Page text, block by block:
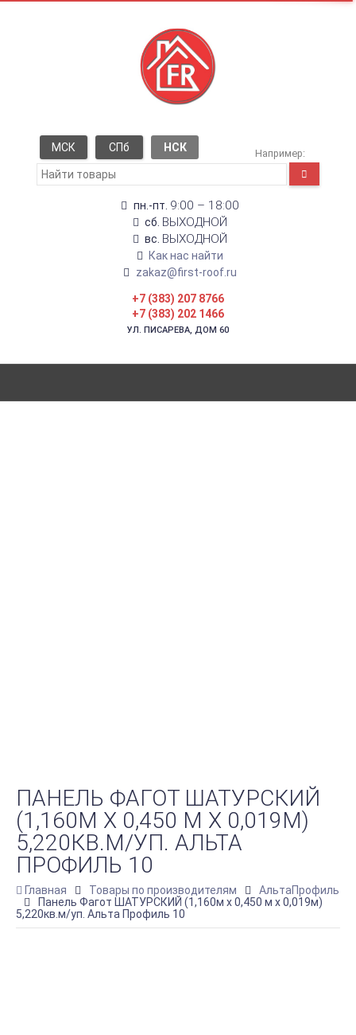
МСК СПб НСК Например:
пн.-пт. 9:00 – 18:00
сб. ВЫХОДНОЙ
вс. ВЫХОДНОЙ
Как нас найти
zakaz@first-roof.ru
+7 (383) 207 8766
+7 (383) 202 1466
УЛ. ПИСАРЕВА, ДОМ 60
ПАНЕЛЬ ФАГОТ ШАТУРСКИЙ
(1,160М Х 0,450 М Х 0,019М)
5,220КВ.М/УП. АЛЬТА
ПРОФИЛЬ 10
Главная Товары по производителям
АльтаПрофиль
Панель Фагот ШАТУРСКИЙ (1,160м х 0,450 м х 0,019м)
5,220кв.м/уп. Альта Профиль 10